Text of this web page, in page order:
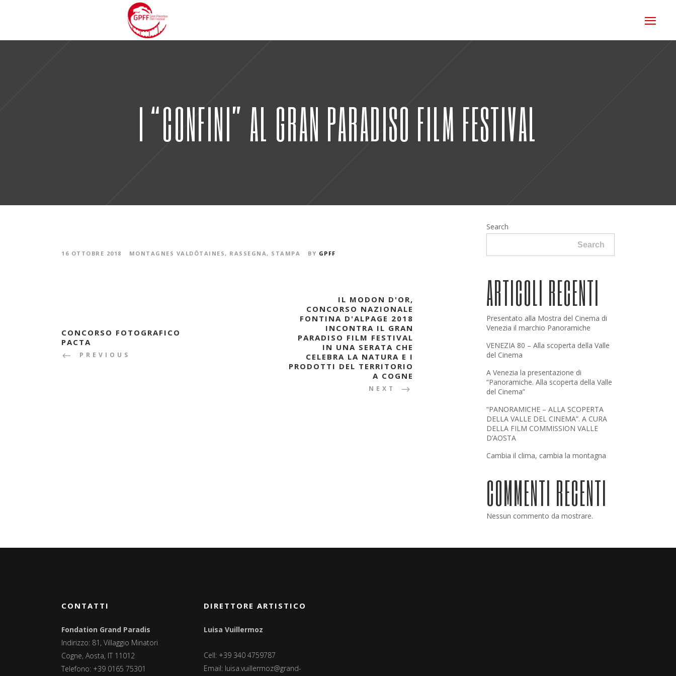
I “CONFINI” AL GRAN PARADISO FILM FESTIVAL
16 OTTOBRE 2018 MONTAGNES VALDÔTAINES, RASSEGNA, STAMPA BY GPFF
CONCORSO FOTOGRAFICO
PACTA
PREVIOUS
IL MODON D'OR,
CONCORSO NAZIONALE
FONTINA D'ALPAGE 2018
INCONTRA IL GRAN
PARADISO FILM FESTIVAL
IN UNA SERATA CHE
CELEBRA LA NATURA E I
PRODOTTI DEL TERRITORIO
A COGNE
NEXT
Search
Search
ARTICOLI RECENTI
Presentato alla Mostra del Cinema di
Venezia il marchio Panoramiche
VENEZIA 80 – Alla scoperta della Valle
del Cinema
A Venezia la presentazione di
“Panoramiche. Alla scoperta della Valle
del Cinema”
“PANORAMICHE – ALLA SCOPERTA
DELLA VALLE DEL CINEMA”. A CURA
DELLA FILM COMMISSION VALLE
D’AOSTA
Cambia il clima, cambia la montagna
COMMENTI RECENTI
Nessun commento da mostrare.
CONTATTI
Fondation Grand Paradis
Indirizzo: 81, Villaggio Minatori
Cogne, Aosta, IT 11012
Telefono: +39 0165 75301
DIRETTORE ARTISTICO
Luisa Vuillermoz
Cell: +39 340 4759787
Email: luisa.vuillermoz@grand-